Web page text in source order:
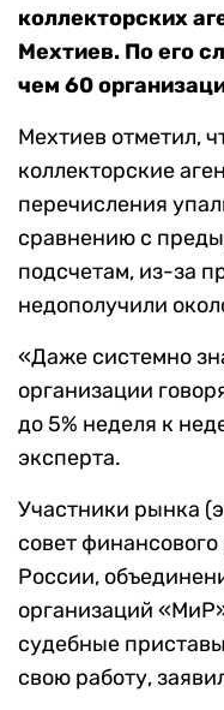
коллекторских
Мехтиев. По его
чем 60
Мехтиев отметил,
коллекторские
перечисления
сравнению с
подсчетам, из-за
недополучили
«Даже системно
организации
до 5% неделя к
эксперта.
Участники рынка
совет
России,
организаций
судебные
свою работу,